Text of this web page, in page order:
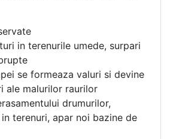
in terenurile umede, surpari
se formeaza valuri si devine
ale malurilor raurilor
drumurilor,
terenuri, apar noi bazine de